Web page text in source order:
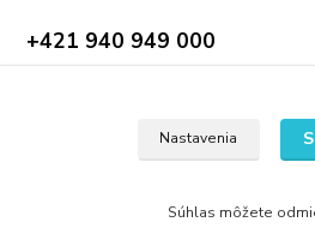
+421 940 949 000
Nastavenia
Súhlas môžete